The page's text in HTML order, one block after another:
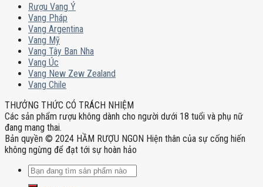
Rượu Vang Ý
Vang Pháp
Vang Argentina
Vang Mỹ
Vang Tây Ban Nha
Vang Úc
Vang New Zew Zealand
Vang Chile
THƯỞNG THỨC CÓ TRÁCH NHIỆM
Các sản phẩm rượu không dành cho người dưới 18 tuổi và phụ nữ
đang mang thai.
Bản quyền © 2024 HẦM RƯỢU NGON Hiện thân của sự cống hiến
không ngừng để đạt tới sự hoàn hảo
Tìm
kiếm: